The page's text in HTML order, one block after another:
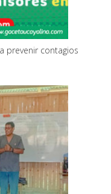
prevenir contagios